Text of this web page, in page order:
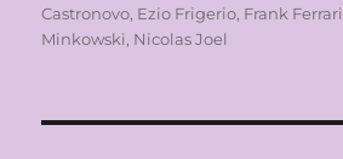
Castronovo, Ezio Frigerio, Frank Ferrari
Minkowski, Nicolas Joel